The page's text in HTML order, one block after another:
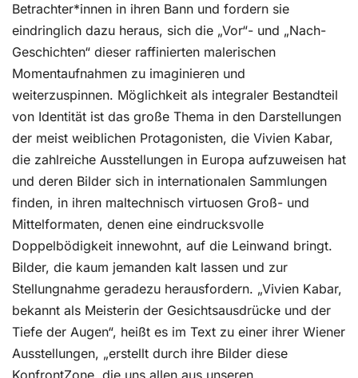
Betrachter*innen in ihren Bann und fordern sie
eindringlich dazu heraus, sich die „Vor“- und „Nach-
Geschichten“ dieser raffinierten malerischen
Momentaufnahmen zu imaginieren und
weiterzuspinnen. Möglichkeit als integraler Bestandteil
von Identität ist das große Thema in den Darstellungen
der meist weiblichen Protagonisten, die Vivien Kabar,
die zahlreiche Ausstellungen in Europa aufzuweisen hat
und deren Bilder sich in internationalen Sammlungen
finden, in ihren maltechnisch virtuosen Groß- und
Mittelformaten, denen eine eindrucksvolle
Doppelbödigkeit innewohnt, auf die Leinwand bringt.
Bilder, die kaum jemanden kalt lassen und zur
Stellungnahme geradezu herausfordern. „Vivien Kabar,
bekannt als Meisterin der Gesichtsausdrücke und der
Tiefe der Augen“, heißt es im Text zu einer ihrer Wiener
Ausstellungen, „erstellt durch ihre Bilder diese
KonfrontZone, die uns allen aus unseren